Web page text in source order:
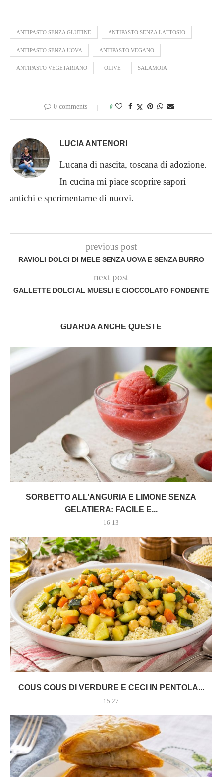
ANTIPASTO SENZA GLUTINE ANTIPASTO SENZA LATTOSIO
ANTIPASTO SENZA UOVA ANTIPASTO VEGANO
ANTIPASTO VEGETARIANO OLIVE SALAMOIA
0 comments 0
LUCIA ANTENORI
Lucana di nascita, toscana di adozione.
In cucina mi piace scoprire sapori
antichi e sperimentarne di nuovi.
previous post
RAVIOLI DOLCI DI MELE SENZA UOVA E SENZA BURRO
next post
GALLETTE DOLCI AL MUESLI E CIOCCOLATO FONDENTE
GUARDA ANCHE QUESTE
SORBETTO ALL’ANGURIA E LIMONE SENZA
GELATIERA: FACILE E...
16:13
COUS COUS DI VERDURE E CECI IN PENTOLA...
15:27